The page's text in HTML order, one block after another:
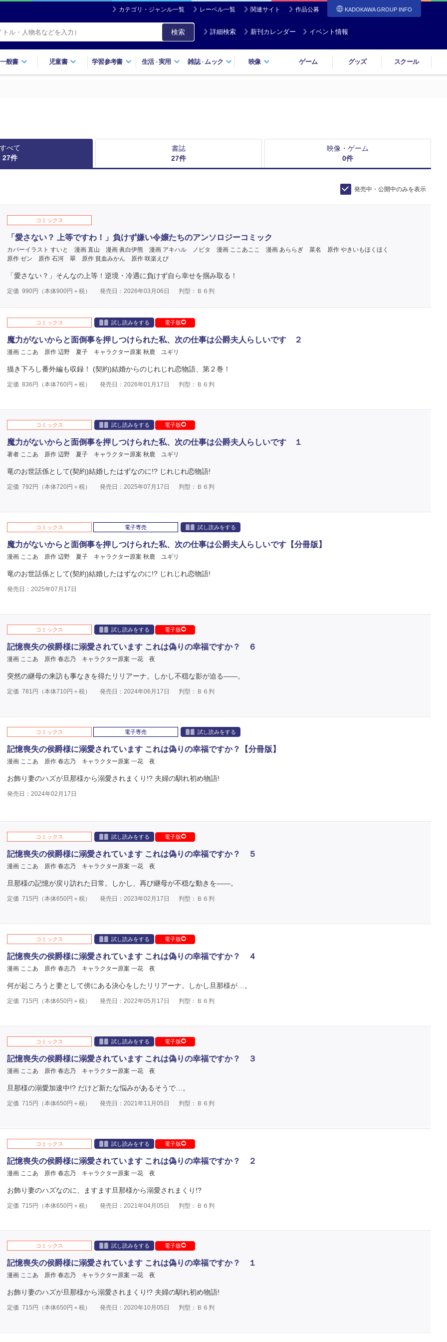
カテゴリ・ジャンル一覧 レーベル一覧 関連サイト 作品公募 KADOKAWA GROUP INFO
検索 詳細検索 新刊カレンダー イベント情報
一般書 児童書 学習参考書 生活・実用 雑誌・ ムック 映像 ゲーム グッズ スクール
すべて
27件
書誌
27件
映像・ゲーム
0件
発売中・公開中のみを表示
コミックス
「愛さない？ 上等ですわ！」負けず嫌い令嬢たちのアンソロジーコミック
カバーイラスト すいと 漫画 直山 漫画 眞白伊熊 漫画 アキハル ノビタ 漫画 ここあここ 漫画 あららぎ 菜名
原作 やきいもほくほく
原作 ゼン
原作 石河 翠 原作 貧血みかん 原作 咲楽えび
「愛さない？」そんなの上等！逆境・冷遇に負けず自ら幸せを掴み取る！
定価 990円（本体900円＋税） 発売日：2026年03月06日 判型：Ｂ６判
コミックス 試し読みをする 電子版
魔力がないからと面倒事を押しつけられた私、次の仕事は公爵夫人らしいです ２
漫画 ここあ 原作 辺野 夏子 キャラクター原案 秋鹿 ユギリ
描き下ろし番外編も収録！ (契約)結婚からのじれじれ恋物語、第２巻！
定価 836 円（本体760円＋税） 発売日：2026年01月17日 判型：Ｂ６判
コミックス 試し読みをする 電子版
魔力がないからと面倒事を押しつけられた私、次の仕事は公爵夫人らしいです １
著者 ここあ 原作 辺野 夏子 キャラクター原案 秋鹿 ユギリ
竜のお世話係として(契約)結婚したはずなのに!? じれじれ恋物語!
定価 792 円（本体720円＋税） 発売日：2025年07月17日 判型：Ｂ６判
コミックス 電子専売 試し読みをする
魔力がないからと面倒事を押しつけられた私、次の仕事は公爵夫人らしいです【分冊版】
漫画 ここあ 原作 辺野 夏子 キャラクター原案 秋鹿 ユギリ
竜のお世話係として(契約)結婚したはずなのに!? じれじれ恋物語!
発売日：2025年07月17日
コミックス 試し読みをする 電子版
記憶喪失の侯爵様に溺愛されています これは偽りの幸福ですか？ ６
漫画 ここあ 原作 春志乃 キャラクター原案 一花 夜
突然の継母の来訪も事なきを得たリリアーナ。しかし不穏な影が迫る――。
定価 781 円（本体710円＋税） 発売日：2024年06月17日 判型：Ｂ６判
コミックス 電子専売 試し読みをする
記憶喪失の侯爵様に溺愛されています これは偽りの幸福ですか？【分冊版】
漫画 ここあ 原作 春志乃 キャラクター原案 一花 夜
お飾り妻のハズが旦那様から溺愛されまくり!? 夫婦の馴れ初め物語!
発売日：2024年02月17日
コミックス 試し読みをする 電子版
記憶喪失の侯爵様に溺愛されています これは偽りの幸福ですか？ ５
漫画 ここあ 原作 春志乃 キャラクター原案 一花 夜
旦那様の記憶が戻り訪れた日常。しかし、再び継母が不穏な動きを――。
定価 715 円（本体650円＋税） 発売日：2023年02月17日 判型：Ｂ６判
コミックス 試し読みをする 電子版
記憶喪失の侯爵様に溺愛されています これは偽りの幸福ですか？ ４
漫画 ここあ 原作 春志乃 キャラクター原案 一花 夜
何が起ころうと妻として傍にある決心をしたリリアーナ。しかし旦那様が…。
定価 715 円（本体650円＋税） 発売日：2022年05月17日 判型：Ｂ６判
コミックス 試し読みをする 電子版
記憶喪失の侯爵様に溺愛されています これは偽りの幸福ですか？ ３
漫画 ここあ 原作 春志乃 キャラクター原案 一花 夜
旦那様の溺愛加速中!? だけど新たな悩みがあるそうで…。
定価 715 円（本体650円＋税） 発売日：2021年11月05日 判型：Ｂ６判
コミックス 試し読みをする 電子版
記憶喪失の侯爵様に溺愛されています これは偽りの幸福ですか？ ２
漫画 ここあ 原作 春志乃 キャラクター原案 一花 夜
お飾り妻のハズなのに、ますます旦那様から溺愛されまくり!?
定価 715 円（本体650円＋税） 発売日：2021年04月05日 判型：Ｂ６判
コミックス 試し読みをする 電子版
記憶喪失の侯爵様に溺愛されています これは偽りの幸福ですか？ １
漫画 ここあ 原作 春志乃 キャラクター原案 一花 夜
お飾り妻のハズが旦那様から溺愛されまくり!? 夫婦の馴れ初め物語!
定価 715 円（本体650円＋税） 発売日：2020年10月05日 判型：Ｂ６判